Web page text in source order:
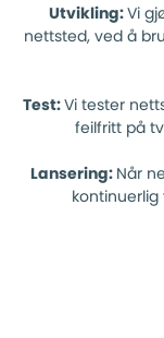
Utvikling:Vi
nettsted, ved å
Test:Vi tester
feilfritt på
Lansering: Når